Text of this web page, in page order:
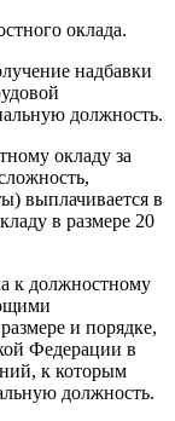
оклада.
надбавки
должность.
окладу за
выплачивается в
в размере 20
к должностному
и порядке,
Федерации в
к которым
должность.